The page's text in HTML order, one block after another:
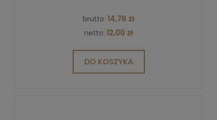
brutto: 14,76 zł
netto: 12,00 zł
DO KOSZYKA